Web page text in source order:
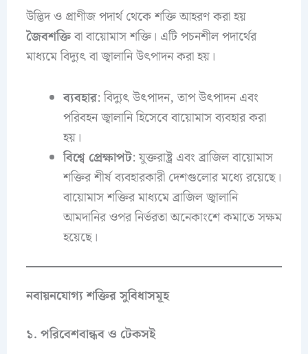
উদ্ভিদ ও প্রাণীজ পদার্থ থেকে শক্তি আহরণ করা হয়
জৈবশক্তিবা বায়োমাস শক্তি। এটি পচনশীল পদার্থের
মাধ্যমে বিদ্যুৎ বা জ্বালানি উৎপাদন করা হয়।
ব্যবহার: বিদ্যুৎ উৎপাদন, তাপ উৎপাদন এবং
পরিবহন জ্বালানি হিসেবে বায়োমাস ব্যবহার করা
হয়।
বিশ্বে প্রেক্ষাপট: যুক্তরাষ্ট্র এবং ব্রাজিল বায়োমাস
শক্তির শীর্ষ ব্যবহারকারী দেশগুলোর মধ্যে রয়েছে।
বায়োমাস শক্তির মাধ্যমে ব্রাজিল জ্বালানি
আমদানির ওপর নির্ভরতা অনেকাংশে কমাতে সক্ষম
হয়েছে।
নবায়নযোগ্য শক্তির সুবিধাসমূহ
১. পরিবেশবান্ধব ও টেকসই